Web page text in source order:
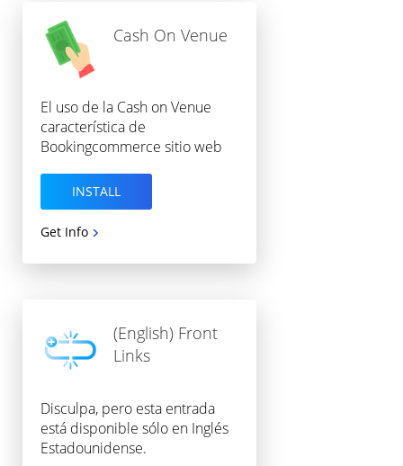
Cash On Venue
El uso de la Cash on Venue
característica de
Bookingcommerce sitio web
INSTALL
Get Info
(English) Front
Links
Disculpa, pero esta entrada
está disponible sólo en Inglés
Estadounidense.